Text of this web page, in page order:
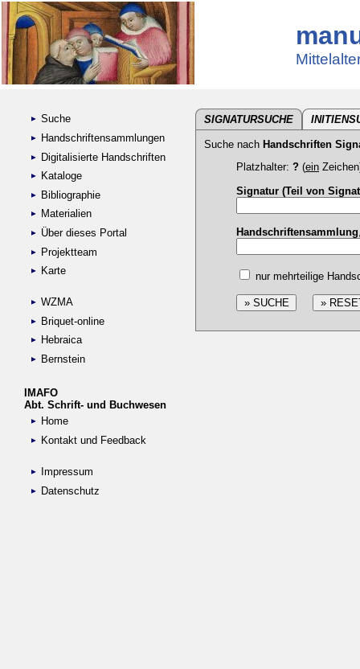
Suche
Handschriftensammlungen
Digitalisierte Handschriften
Kataloge
Bibliographie
Materialien
Über dieses Portal
Projektteam
Karte
WZMA
Briquet-online
Hebraica
Bernstein
IMAFO
Abt. Schrift- und Buchwesen
Home
Kontakt und Feedback
Impressum
Datenschutz
SIGNATURSUCHE
Suche nach Handschriften
Platzhalter: ? (ein
Signatur (Teil von
Handschriftensammlung
nur mehrteilige